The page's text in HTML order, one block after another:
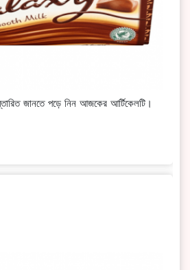
জানতে পড়ে নিন আজকের আর্টিকেলটি।